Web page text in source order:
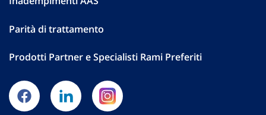
Parità di trattamento
Prodotti Partner e Specialisti Rami Preferiti